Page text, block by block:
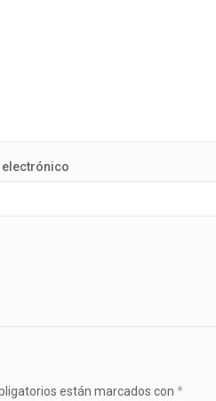
electrónico
están marcados con *